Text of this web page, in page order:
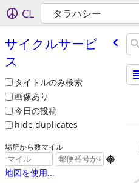
CL タラハシー
サイクルサービ
ス
タイトルのみ検索
画像あり
今日の投稿
hide duplicates
場所から数マイル

地図を使用...